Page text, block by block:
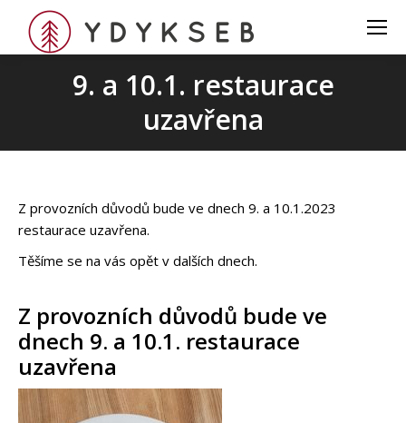
9. a 10.1. restaurace
uzavřena
Z provozních důvodů bude ve dnech 9. a 10.1.2023
restaurace uzavřena.
Těšíme se na vás opět v dalších dnech.
Z provozních důvodů bude ve
dnech 9. a 10.1. restaurace
uzavřena